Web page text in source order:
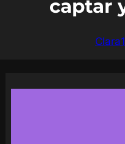
captar
Clara